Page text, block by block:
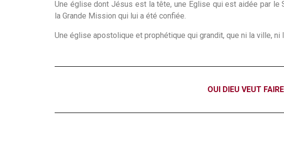
Une église dont Jésus est la tête, une Eglise qui est aidée par
la Grande Mission qui lui a été confiée.
Une église apostolique et prophétique qui grandit, que ni la ville, ni
OUI DIEU VEUT